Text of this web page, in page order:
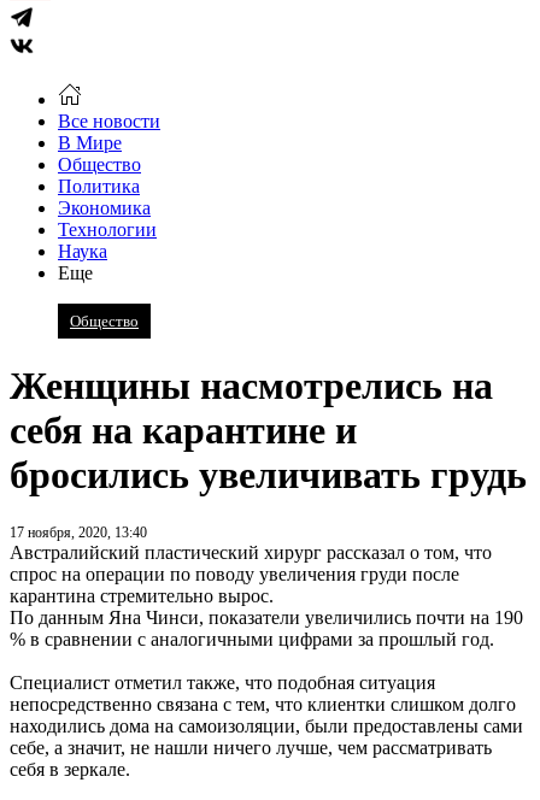
Все новости
В Мире
Общество
Политика
Экономика
Технологии
Наука
Еще
Общество
Женщины насмотрелись на
себя на карантине и
бросились увеличивать грудь
17 ноября, 2020, 13:40
Австралийский пластический хирург рассказал о том, что
спрос на операции по поводу увеличения груди после
карантина стремительно вырос.
По данным Яна Чинси, показатели увеличились почти на 190
% в сравнении с аналогичными цифрами за прошлый год.
Специалист отметил также, что подобная ситуация
непосредственно связана с тем, что клиентки слишком долго
находились дома на самоизоляции, были предоставлены сами
себе, а значит, не нашли ничего лучше, чем рассматривать
себя в зеркале.